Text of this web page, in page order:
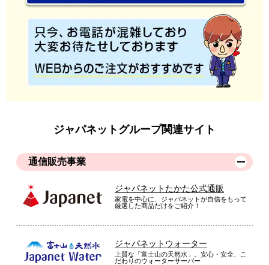
ジャパネットグループ関連サイト
通信販売事業
ジャパネットたかた公式通販
家電を中心に、ジャパネットが自信をもって
厳選した商品だけをご紹介！
ジャパネットウォーター
上質な「富士山の天然水」。安心・安全、こ
だわりのウォーターサーバー